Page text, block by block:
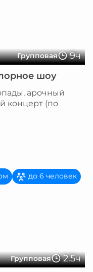
Групповая 9ч
шоу
арочный
концерт (по
Групповая 2.5ч
до 6 человек